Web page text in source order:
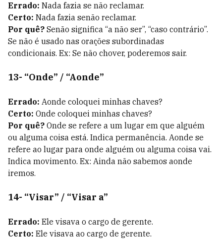
Errado: Nada fazia se não reclamar.
Certo: Nada fazia senão reclamar.
Por quê? Senão significa “a não ser”, “caso contrário”.
Se não é usado nas orações subordinadas
condicionais. Ex: Se não chover, poderemos sair.
13- “Onde” / “Aonde”
Errado: Aonde coloquei minhas chaves?
Certo: Onde coloquei minhas chaves?
Por quê? Onde se refere a um lugar em que alguém
ou alguma coisa está. Indica permanência. Aonde se
refere ao lugar para onde alguém ou alguma coisa vai.
Indica movimento. Ex: Ainda não sabemos aonde
iremos.
14- “Visar” / “Visar a”
Errado: Ele visava o cargo de gerente.
Certo: Ele visava ao cargo de gerente.